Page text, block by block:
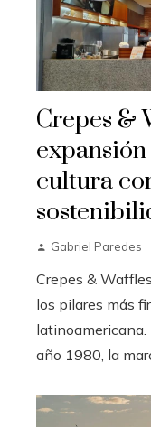
Crepes &
cultura
Gabriel Paredes
Crepes &
los pilares más
latinoamericana.
año 1980, la